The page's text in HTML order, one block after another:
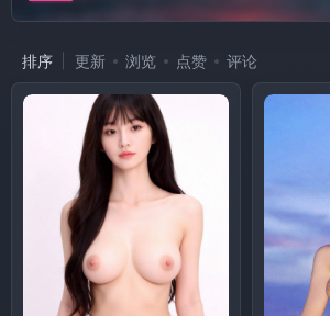
排序 更新 浏览 点赞 评论